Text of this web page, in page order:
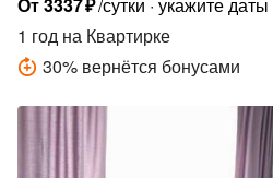
1 год на Квартирке
30% вернётся бонусами